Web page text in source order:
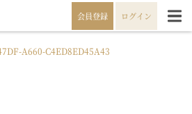
会員登録 ログイン
A660-C4ED8ED45A43